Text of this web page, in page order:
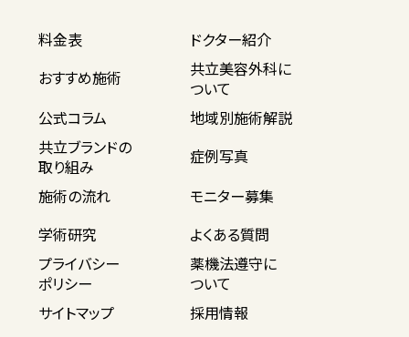
料金表
ドクター紹介
おすすめ施術
共立美容外科に
ついて
公式コラム
地域別施術解説
共立ブランドの
取り組み
症例写真
施術の流れ
モニター募集
学術研究
よくある質問
プライバシー
ポリシー
薬機法遵守に
ついて
サイトマップ
採用情報